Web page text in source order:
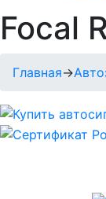
Focal
Главная→